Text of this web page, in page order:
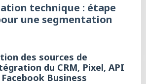
technique : étape
une segmentation
des sources de
du CRM, Pixel, API
Business